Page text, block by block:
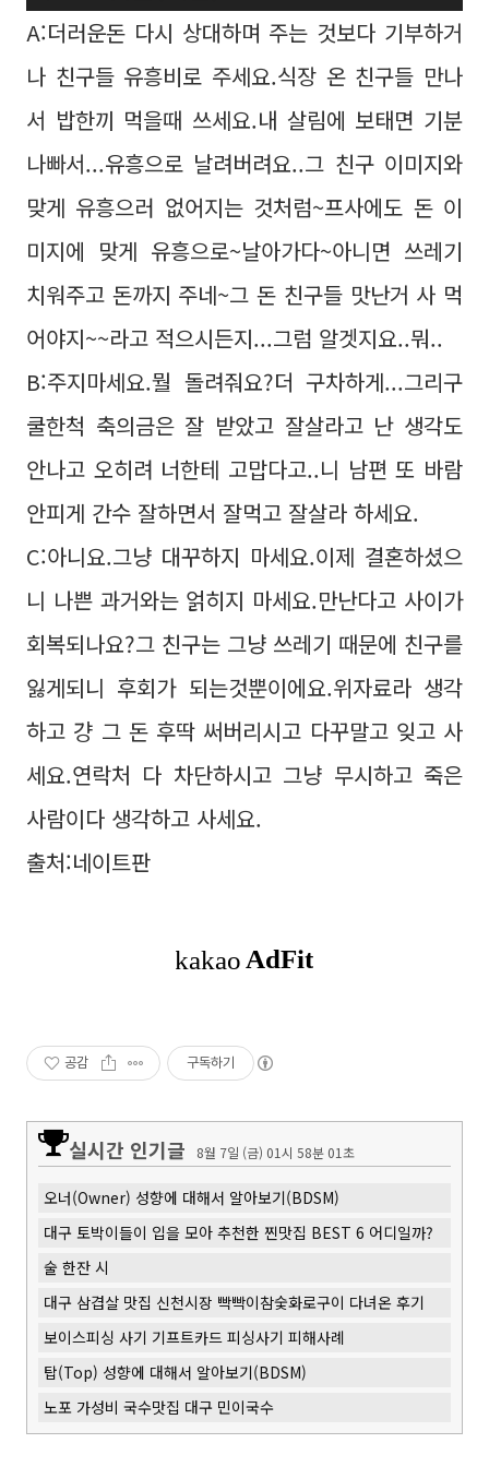
A:더러운돈 다시 상대하며 주는 것보다 기부하거
나 친구들 유흥비로 주세요.식장 온 친구들 만나
서 밥한끼 먹을때 쓰세요.내 살림에 보태면 기분
나빠서...유흥으로 날려버려요..그 친구 이미지와
맞게 유흥으러 없어지는 것처럼~프사에도 돈 이
미지에 맞게 유흥으로~날아가다~아니면 쓰레기
치워주고 돈까지 주네~그 돈 친구들 맛난거 사 먹
어야지~~라고 적으시든지...그럼 알겟지요..뭐..
B:주지마세요.뭘 돌려줘요?더 구차하게...그리구
쿨한척 축의금은 잘 받았고 잘살라고 난 생각도
안나고 오히려 너한테 고맙다고..니 남편 또 바람
안피게 간수 잘하면서 잘먹고 잘살라 하세요.
C:아니요.그냥 대꾸하지 마세요.이제 결혼하셨으
니 나쁜 과거와는 얽히지 마세요.만난다고 사이가
회복되나요?그 친구는 그냥 쓰레기 때문에 친구를
잃게되니 후회가 되는것뿐이에요.위자료라 생각
하고 걍 그 돈 후딱 써버리시고 다꾸말고 잊고 사
세요.연락처 다 차단하시고 그냥 무시하고 죽은
사람이다 생각하고 사세요.
출처:네이트판
공감 구독하기
실시간 인기글 8월 7일 (금) 01시 58분 02초
오너(Owner) 성향에 대해서 알아보기(BDSM)
대구 토박이들이 입을 모아 추천한 찐맛집 BEST 6 어디일까?
술 한잔 시
대구 삼겹살 맛집 신천시장 빡빡이참숯화로구이 다녀온 후기
보이스피싱 사기 기프트카드 피싱사기 피해사례
탑(Top) 성향에 대해서 알아보기(BDSM)
노포 가성비 국수맛집 대구 민이국수